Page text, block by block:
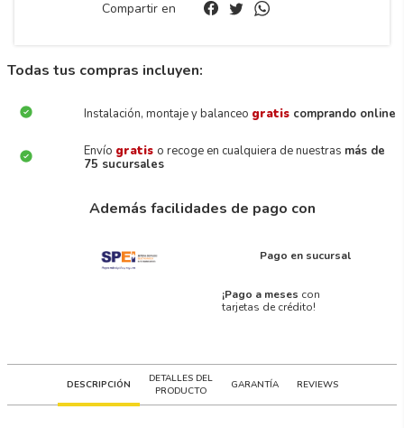
Compartir en
Todas tus compras incluyen:
Instalación, montaje y balanceo gratis comprando online
Envío gratis o recoge en cualquiera de nuestras más de
75 sucursales
Además facilidades de pago con
Pago en sucursal
¡Pago a meses con
tarjetas de crédito!
DESCRIPCIÓN
DETALLES DEL
PRODUCTO
GARANTÍA REVIEWS